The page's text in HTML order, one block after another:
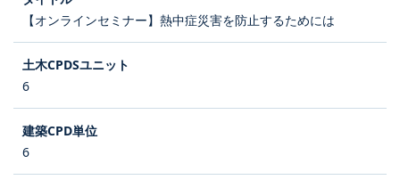
【オンラインセミナー】熱中症災害を防止するためには
6
6